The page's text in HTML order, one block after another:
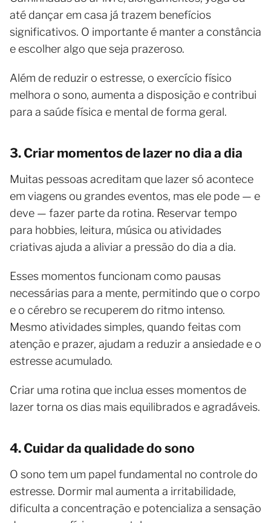
até dançar em casa já trazem benefícios
significativos. O importante é manter a constância
e escolher algo que seja prazeroso.
Além de reduzir o estresse, o exercício físico
melhora o sono, aumenta a disposição e contribui
para a saúde física e mental de forma geral.
3. Criar momentos de lazer no dia a dia
Muitas pessoas acreditam que lazer só acontece
em viagens ou grandes eventos, mas ele pode — e
deve — fazer parte da rotina. Reservar tempo
para hobbies, leitura, música ou atividades
criativas ajuda a aliviar a pressão do dia a dia.
Esses momentos funcionam como pausas
necessárias para a mente, permitindo que o corpo
e o cérebro se recuperem do ritmo intenso.
Mesmo atividades simples, quando feitas com
atenção e prazer, ajudam a reduzir a ansiedade e o
estresse acumulado.
Criar uma rotina que inclua esses momentos de
lazer torna os dias mais equilibrados e agradáveis.
4. Cuidar da qualidade do sono
O sono tem um papel fundamental no controle do
estresse. Dormir mal aumenta a irritabilidade,
dificulta a concentração e potencializa a sensação